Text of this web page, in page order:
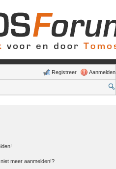
Aanmelden
Registreer
meer aanmelden!?